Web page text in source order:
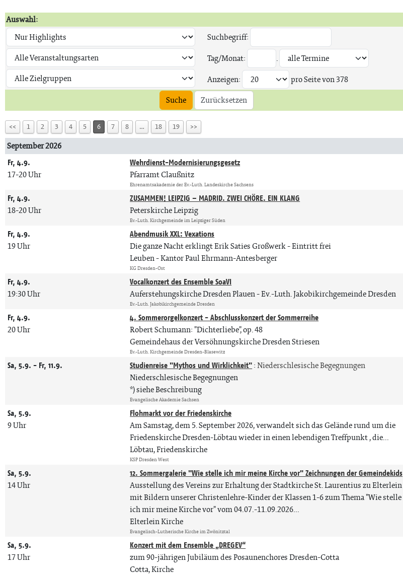
Auswahl:
Suchbegriff:
Tag/Monat:
.
Anzeigen:
pro Seite von378
Suche
Zurücksetzen
<< 1 2 3 4 5 6 7 8 … 18 19 >>
September 2026
Fr, 4.9.
17-20 Uhr
Wehrdienst-Modernisierungsgesetz
Pfarramt Claußnitz
Ehrenamtsakademie der Ev.-Luth. Landeskirche Sachsens
Fr, 4.9.
18-20 Uhr
ZUSAMMEN! LEIPZIG – MADRID. ZWEI CHÖRE. EIN KLANG
Peterskirche Leipzig
Ev.-Luth. Kirchgemeinde im Leipziger Süden
Fr, 4.9.
19 Uhr
Abendmusik XXL: Vexations
Die ganze Nacht erklingt Erik Saties Großwerk - Eintritt frei
Leuben Kantor Paul Ehrmann-Antesberger
KG Dresden-Ost
Fr, 4.9.
19:30 Uhr
Vocalkonzert des Ensemble SoaVI
Auferstehungskirche Dresden Plauen Ev.-Luth. Jakobikirchgemeinde Dresden
Ev.-Luth. Jakobikirchgemeinde Dresden
Fr, 4.9.
20 Uhr
4. Sommerorgelkonzert - Abschlusskonzert der Sommerreihe
Robert Schumann: "Dichterliebe", op. 48
Gemeindehaus der Versöhnungskirche Dresden Striesen
Ev.-Luth. Kirchgemeinde Dresden-Blasewitz
Sa, 5.9. - Fr, 11.9. Studienreise "Mythos und Wirklichkeit":Niederschlesische Begegnungen
Niederschlesische Begegnungen
*) siehe Beschreibung
Evangelische Akademie Sachsen
Sa, 5.9.
9 Uhr
Flohmarkt vor der Friedenskirche
Am Samstag, dem 5. September 2026, verwandelt sich das Gelände rund um die
Friedenskirche Dresden-Löbtau wieder in einen lebendigen Treffpunkt , die...
Löbtau, Friedenskirche
KSP Dresden West
Sa, 5.9.
14 Uhr
12. Sommergalerie "Wie stelle ich mir meine Kirche vor" Zeichnungen der Gemeindekids
Ausstellung des Vereins zur Erhaltung der Stadtkirche St. Laurentius zu Elterlein
mit Bildern unserer Christenlehre-Kinder der Klassen 1-6 zum Thema "Wie stelle
ich mir meine Kirche vor" vom 04.07.-11.09.2026...
Elterlein Kirche
Evangelisch-Lutherische Kirche im Zwönitztal
Sa, 5.9.
17 Uhr
Konzert mit dem Ensemble „DREGEV“
zum 90-jährigen Jubiläum des Posaunenchores Dresden-Cotta
Cotta, Kirche